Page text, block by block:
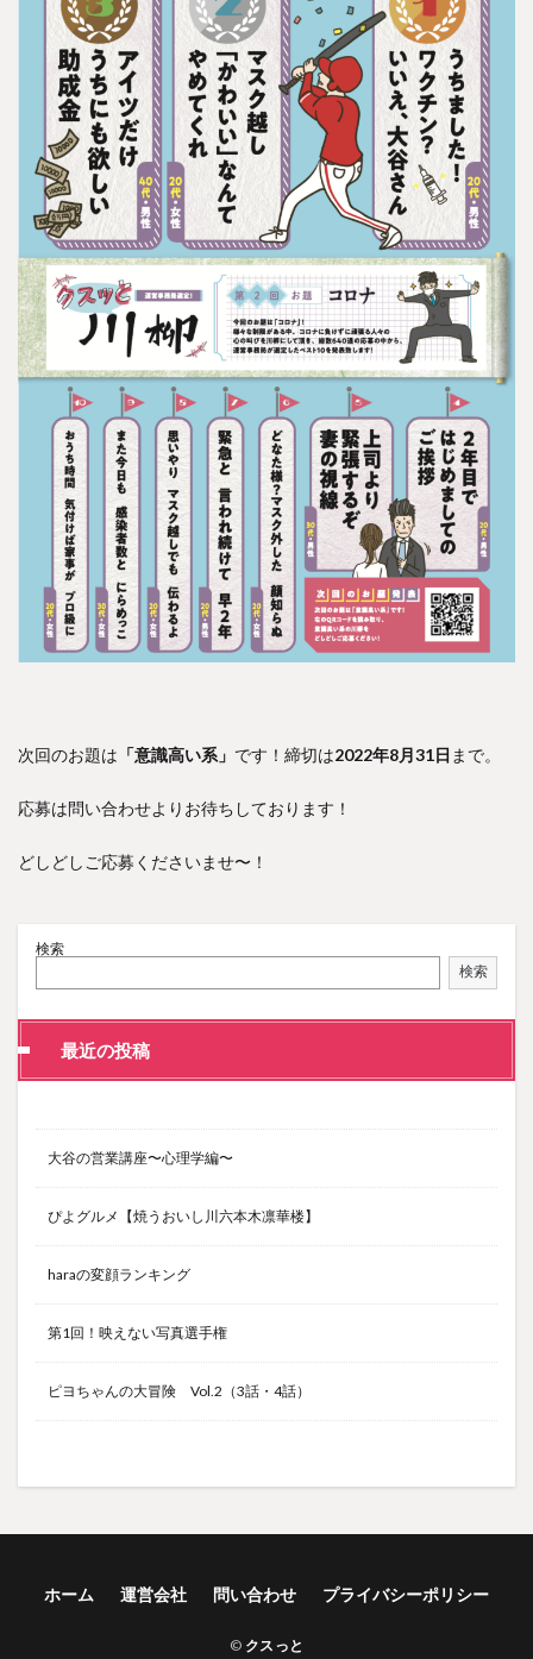
次回のお題は 「意識高い系」 です！締切は2022年8月31日 まで。
応募は問い合わせよりお待ちしております！
どしどしご応募くださいませ〜！
検索
検索
最近の投稿
大谷の営業講座〜心理学編〜
ぴよグルメ【焼うおいし川六本木凛華楼】
haraの変顔ランキング
第1回！映えない写真選手権
ピヨちゃんの大冒険 Vol.2（3話・4話）
ホーム 運営会社 問い合わせ プライバシーポリシー
© クスっと